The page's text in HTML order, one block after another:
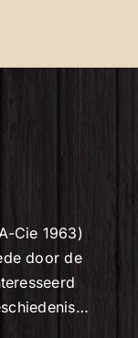
Cie 1963)
door de